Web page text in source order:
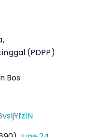
(PDPP)
Bos